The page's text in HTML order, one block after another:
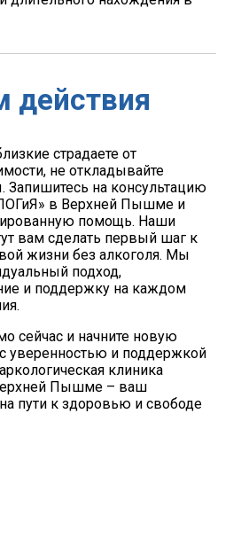
действия
страдаете от
не откладывайте
на консультацию
в Верхней Пышме и
помощь. Наши
вам сделать первый шаг к
жизни без алкоголя. Мы
подход,
и поддержку на каждом
сейчас и начните новую
уверенностью и поддержкой
клиника
Пышме – ваш
пути к здоровью и свободе